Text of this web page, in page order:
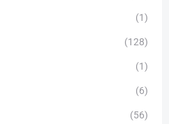
(1)
(128)
(1)
(6)
(56)